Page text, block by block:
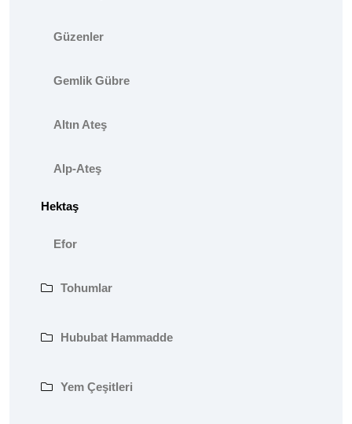
Güzenler
Gemlik Gübre
Altın Ateş
Alp-Ateş
Hektaş
Efor
Tohumlar
Hububat Hammadde
Yem Çeşitleri